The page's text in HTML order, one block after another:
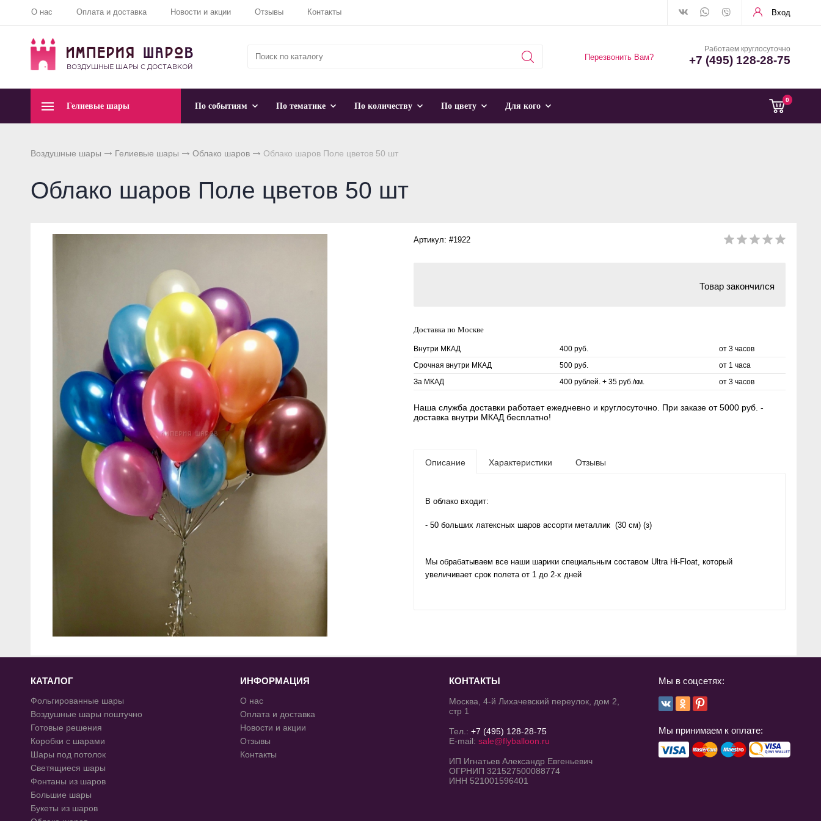
О нас Оплата и доставка Новости и акции Отзывы Контакты Вход
Перезвонить Вам?
Работаем круглосуточно
+7 (495) 128-28-75
0
Гелиевые шары По событиям По тематике По количеству По цвету Для кого
Воздушные шары Гелиевые шары Облако шаров Облако шаров Поле цветов 50 шт
Облако шаров Поле цветов 50 шт
Артикул: #1922
Товар закончился
Доставка по Москве
Внутри МКАД 400 руб.
от 3 часов
Срочная внутри МКАД
500 руб.
от 1 часа
За МКАД
400 рублей. + 35 руб./км. от 3 часов
Наша служба доставки работает ежедневно и круглосуточно. При заказе от 5000 руб. -
доставка внутри МКАД бесплатно!
Описание Характеристики Отзывы
В облако входит:
- 50 больших латексных шаров ассорти металлик (30 см) (з)
Мы обрабатываем все наши шарики специальным составом Ultra Hi-Float, который
увеличивает срок полета от 1 до 2-х дней
КАТАЛОГ
Фольгированные шары
Воздушные шары поштучно
Готовые решения
Коробки с шарами
Шары под потолок
Светящиеся шары
Фонтаны из шаров
Большие шары
Букеты из шаров
ИНФОРМАЦИЯ
О нас
Оплата и доставка
Новости и акции
Отзывы
Контакты
КОНТАКТЫ
Москва, 4-й Лихачевский переулок, дом 2,
стр 1
Тел.:+7 (495) 128-28-75
E-mail:sale@flyballoon.ru
ИП Игнатьев Александр Евгеньевич
ОГРНИП 321527500088774
ИНН 521001596401
Мы в соцсетях:
Мы принимаем к оплате: